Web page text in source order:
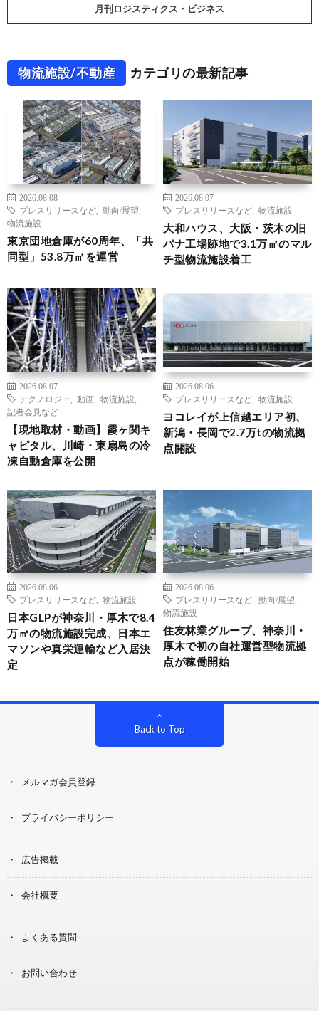
月刊ロジスティクス・ビジネス
物流施設/不動産 カテゴリの最新記事
2026.08.08
プレスリリースなど
動向/展望
物流施設
東京団地倉庫が60周年、「共
同型」53.8万㎡を運営
2026.08.07
プレスリリースなど
物流施設
大和ハウス、大阪・茨木の旧
パナ工場跡地で3.1万㎡のマル
チ型物流施設着工
2026.08.07
テクノロジー
動画 物流施設
記者会見など
【現地取材・動画】霞ヶ関キ
ャピタル、川崎・東扇島の冷
凍自動倉庫を公開
2026.08.06
プレスリリースなど
物流施設
ヨコレイが上信越エリア初、
新潟・長岡で2.7万tの物流拠
点開設
2026.08.06
プレスリリースなど
物流施設
日本GLPが神奈川・厚木で8.4
万㎡の物流施設完成、日本エ
マソンや真栄運輸など入居決
定
2026.08.06
プレスリリースなど
動向/展望
物流施設
住友林業グループ、神奈川・
厚木で初の自社運営型物流拠
点が稼働開始
Back to Top
メルマガ会員登録
プライバシーポリシー
広告掲載
会社概要
よくある質問
お問い合わせ